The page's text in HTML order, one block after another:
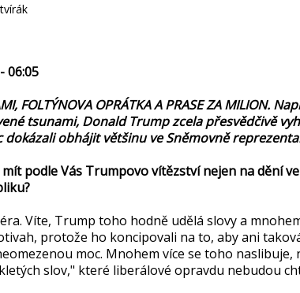
06:05
FOLTÝNOVA OPRÁTKA A PRASE ZA MILION.
tsunami, Donald Trump zcela přesvědčivě
dokázali obhájit většinu ve Sněmovně
mít podle Vás Trumpovo vítězství nejen na dění
Víte, Trump toho hodně udělá slovy a
protože ho koncipovali na to, aby ani
moc. Mnohem více se toho naslibuje,
slov," které liberálové opravdu nebudou